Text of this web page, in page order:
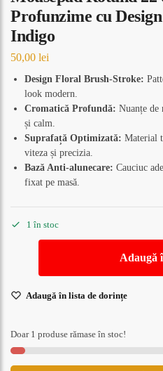
Profunzime cu
Indigo
50,00 lei
Design Floral Brush-Stroke:
look modern.
Cromatică Profundă: Nuanțe de
și calm.
Suprafață Optimizată: Material
viteza și precizia.
Bază Anti-alunecare: Cauciuc
fixat pe masă.
1 în stoc
Adaugă
Adaugă în lista de dorințe
Doar 1 produse rămase în stoc!